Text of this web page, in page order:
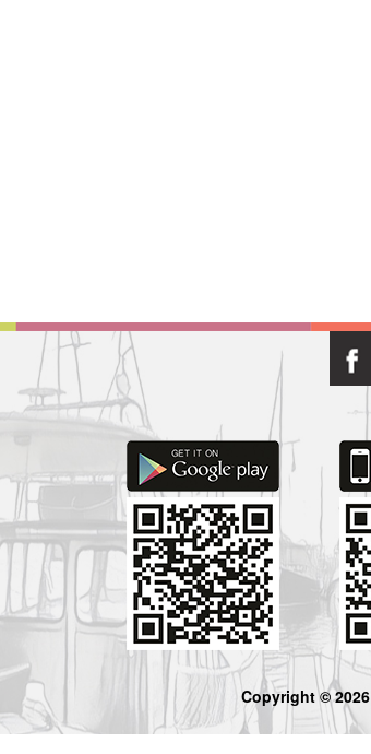
Copyright © 2026